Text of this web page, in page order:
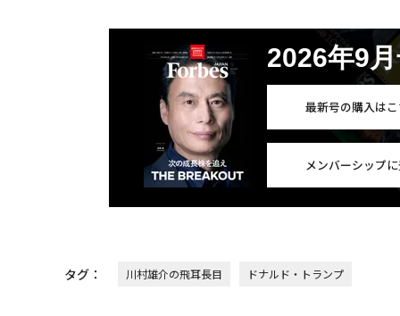
2026年9
最新号の購入は
メンバーシップ
タグ： 川村雄介の飛耳長目 ドナルド・トランプ